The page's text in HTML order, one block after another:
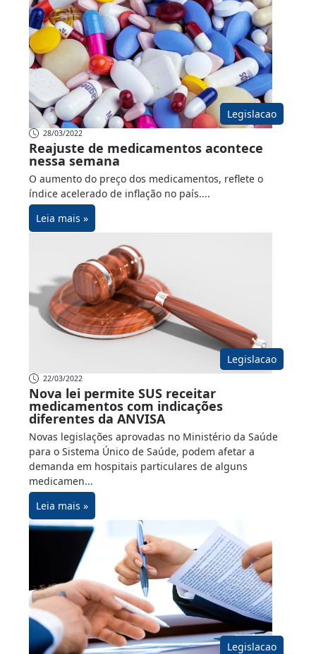
Legislacao
28/03/2022
Reajuste de medicamentos acontece
nessa semana
O aumento do preço dos medicamentos, reflete o
índice acelerado de inflação no país....
Leia mais »
Legislacao
22/03/2022
Nova lei permite SUS receitar
medicamentos com indicações
diferentes da ANVISA
Novas legislações aprovadas no Ministério da Saúde
para o Sistema Único de Saúde, podem afetar a
demanda em hospitais particulares de alguns
medicamen...
Leia mais »
Legislacao